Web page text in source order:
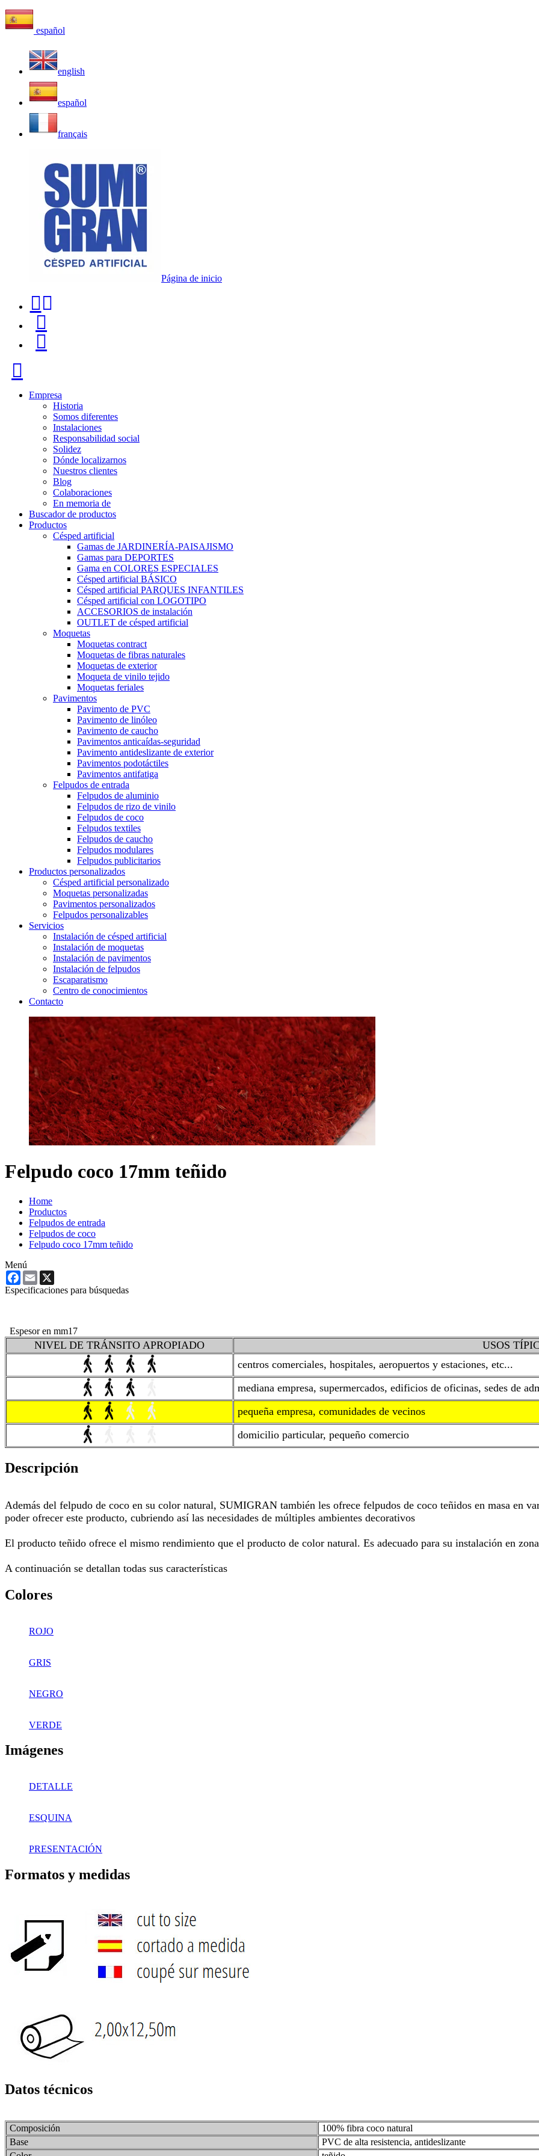
español
english
español
français
Página de inicio
116
96
57
Empresa
Historia
Somos diferentes
Instalaciones
Responsabilidad social
Solidez
Dónde localizarnos
Nuestros clientes
Blog
Colaboraciones
En memoria de
Buscador de productos
Productos
Césped artificial
Gamas de JARDINERÍA-PAISAJISMO
Gamas para DEPORTES
Gama en COLORES ESPECIALES
Césped artificial BÁSICO
Césped artificial PARQUES INFANTILES
Césped artificial con LOGOTIPO
ACCESORIOS de instalación
OUTLET de césped artificial
Moquetas
Moquetas contract
Moquetas de fibras naturales
Moquetas de exterior
Moqueta de vinilo tejido
Moquetas feriales
Pavimentos
Pavimento de PVC
Pavimento de linóleo
Pavimento de caucho
Pavimentos anticaídas-seguridad
Pavimento antideslizante de exterior
Pavimentos podotáctiles
Pavimentos antifatiga
Felpudos de entrada
Felpudos de aluminio
Felpudos de rizo de vinilo
Felpudos de coco
Felpudos textiles
Felpudos de caucho
Felpudos modulares
Felpudos publicitarios
Productos personalizados
Césped artificial personalizado
Moquetas personalizadas
Pavimentos personalizados
Felpudos personalizables
Servicios
Instalación de césped artificial
Instalación de moquetas
Instalación de pavimentos
Instalación de felpudos
Escaparatismo
Centro de conocimientos
Contacto
Felpudo coco 17mm teñido
Home
Productos
Felpudos de entrada
Felpudos de coco
Felpudo coco 17mm teñido
Menú
Facebook
Email
Especificaciones para búsquedas
Espesor en mm17
NIVEL DE TRÁNSITO APROPIADO
USOS
centros comerciales, hospitales, aeropuertos y estaciones, etc...
mediana empresa, supermercados, edificios de oficinas, sedes de
pequeña empresa, comunidades de vecinos
domicilio particular, pequeño comercio
Descripción
Además del felpudo de coco en su color natural, SUMIGRAN también les ofrece felpudos de coco teñidos en masa en
poder ofrecer este producto, cubriendo así las necesidades de múltiples ambientes decorativos
El producto teñido ofrece el mismo rendimiento que el producto de color natural. Es adecuado para su instalación en
A continuación se detallan todas sus características
Colores
ROJO
GRIS
NEGRO
VERDE
Imágenes
DETALLE
ESQUINA
PRESENTACIÓN
Formatos y medidas
Datos técnicos
Composición
100% fibra coco natural
Base
PVC de alta resistencia, antideslizante